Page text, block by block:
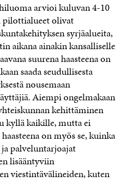
arvioi kuluvan 4-10
pilottialueet olivat
syrjäalueita,
aikana ainakin kansalliselle
suurena haasteena on
saada seudullisesta
nousemaan
Aiempi ongelmakaan
kehittäminen
kyllä kaikille, mutta ei
on myös se, kuinka
palveluntarjoajat
lisääntyviin
viestintävälineiden, kuten